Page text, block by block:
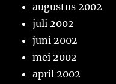
augustus 2002
juli 2002
juni 2002
mei 2002
april 2002